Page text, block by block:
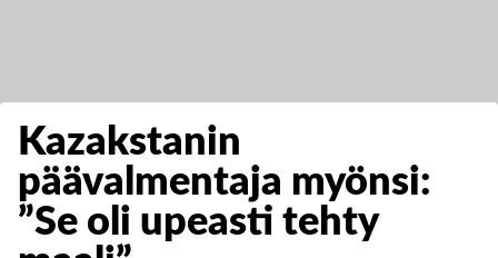
Kazakstanin
päävalmentaja myönsi:
”Se oli upeasti tehty